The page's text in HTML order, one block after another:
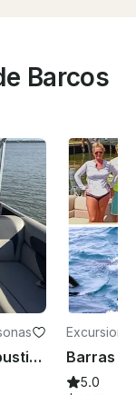
Barcos
Lujo por menos: capitán y combustible incluidos
5.0